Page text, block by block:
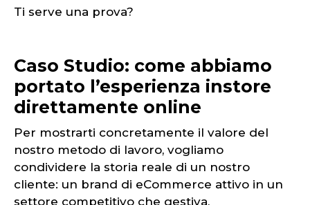
Ti serve una prova?
Caso Studio: come abbiamo
portato l’esperienza instore
direttamente online
Per mostrarti concretamente il valore del
nostro metodo di lavoro, vogliamo
condividere la storia reale di un nostro
cliente: un brand di eCommerce attivo in un
settore competitivo che gestiva,